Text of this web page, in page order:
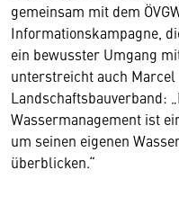
gemeinsam mit dem
Informationskampagne,
ein bewusster Umgang
unterstreicht auch
Landschaftsbauverband:
Wassermanagement ist
um seinen eigenen
überblicken.“